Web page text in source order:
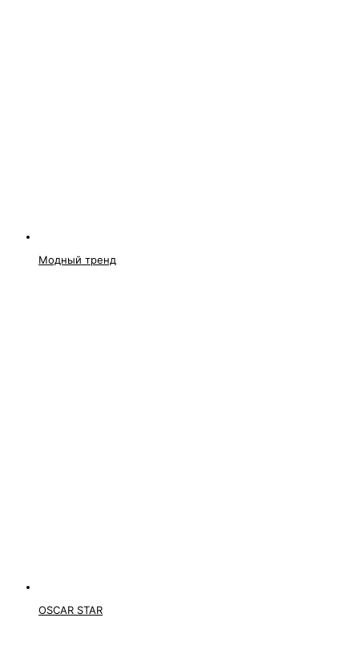
Модный тренд
OSCAR STAR